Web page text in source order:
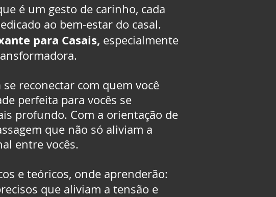
é um gesto de carinho, cada
ao bem-estar do casal.
para Casais, especialmente
reconectar com quem você
perfeita para vocês se
profundo. Com a orientação de
que não só aliviam a
entre vocês.
e teóricos, onde aprenderão:
que aliviam a tensão e